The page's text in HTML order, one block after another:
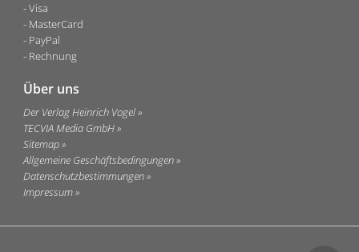
Visa
MasterCard
PayPal
Rechnung
Über uns
Der Verlag Heinrich Vogel
TECVIA Media GmbH
Sitemap
Allgemeine Geschäftsbedingungen
Datenschutzbestimmungen
Impressum